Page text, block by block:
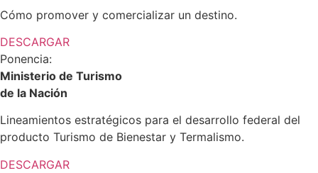
Cómo promover y comercializar un destino.
DESCARGAR
Ponencia:
Ministerio de Turismo
de la Nación
Lineamientos estratégicos para el desarrollo federal del
producto Turismo de Bienestar y Termalismo.
DESCARGAR